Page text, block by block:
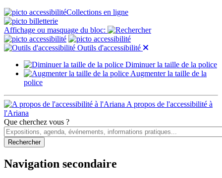
Collections en ligne
Affichage ou masquage du bloc:
Outils d'accessibilité
Diminuer la taille de la police
Augmenter la taille de la
police
A propos de l'accessibilité à
l'Ariana
Que cherchez vous ?
Navigation secondaire